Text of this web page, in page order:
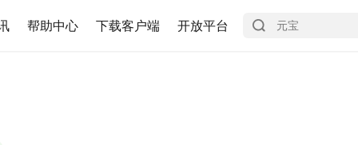
帮助中心 下载客户端 开放平台